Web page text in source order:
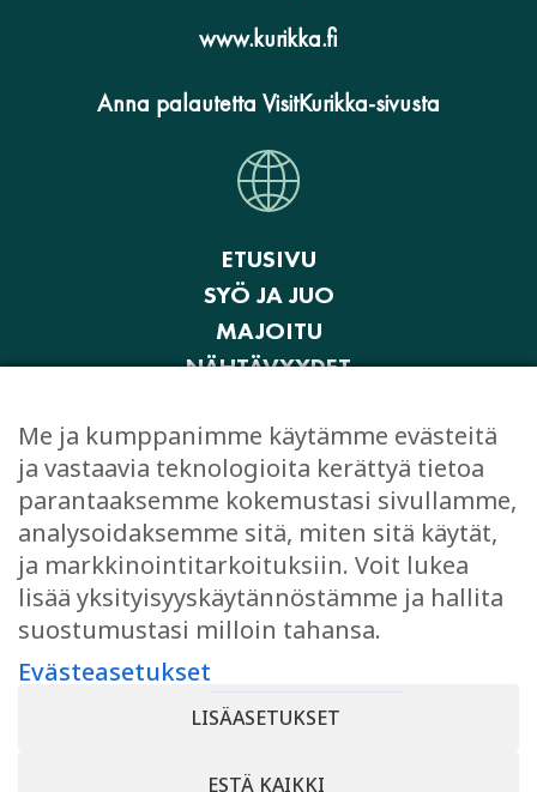
www.kurikka.fi
Anna palautetta VisitKurikka-sivusta
ETUSIVU
SYÖ JA JUO
MAJOITU
NÄHTÄVYYDET
OSTOKSET
JUHLI JA KOKOUSTA
EVÄSTEASETUKSET
Facebook
Me ja kumppanimme käytämme evästeitä
ja vastaavia teknologioita kerättyä tietoa
parantaaksemme kokemustasi sivullamme,
analysoidaksemme sitä, miten sitä käytät,
ja markkinointitarkoituksiin. Voit lukea
lisää yksityisyyskäytännöstämme ja hallita
suostumustasi milloin tahansa.
Evästeasetukset
LISÄASETUKSET
ESTÄ KAIKKI